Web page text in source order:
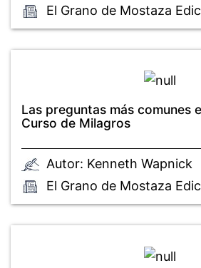
El Grano de Mostaza
Las preguntas más comunes
Curso de Milagros
Autor: Kenneth Wapnick
El Grano de Mostaza